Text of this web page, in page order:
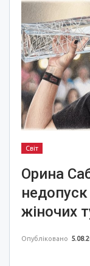
Світ
Орина
жіночих
Опубліковано